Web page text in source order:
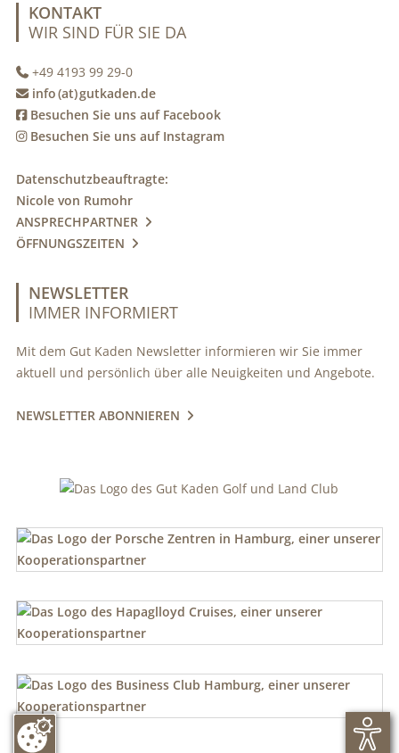
KONTAKT
WIR SIND FÜR SIE DA
+49 4193 99 29-0
 info (at) gutkaden.de
Besuchen Sie uns auf Facebook
 Besuchen Sie uns auf Instagram
Datenschutzbeauftragte:
Nicole von Rumohr
ANSPRECHPARTNER

ÖFFNUNGSZEITEN 
NEWSLETTER
IMMER INFORMIERT
Mit dem Gut Kaden Newsletter informieren wir Sie immer
aktuell und persönlich über alle Neuigkeiten und Angebote.
NEWSLETTER ABONNIEREN 